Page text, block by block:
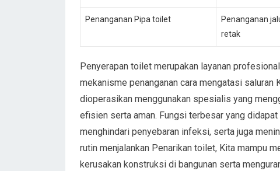
Penanganan Pipa toilet
Penanganan
retak
Penyerapan toilet merupakan layanan
mekanisme penanganan cara mengatasi
dioperasikan menggunakan spesialis yang
efisien serta aman. Fungsi terbesar yang
menghindari penyebaran infeksi, serta juga
rutin menjalankan Penarikan toilet, Kita mampu
kerusakan konstruksi di bangunan serta